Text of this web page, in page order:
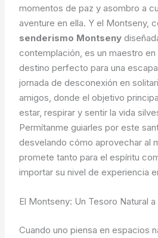
momentos de paz y asombro a
aventure en ella. Y el Montseny,
senderismo Montseny
contemplación, es un maestro
destino perfecto para una
jornada de desconexión en
amigos, donde el objetivo
estar, respirar y sentir la vida
Permítanme guiarles por este
desvelando cómo aprovechar al
promete tanto para el espíritu
importar su nivel de experiencia
El Montseny: Un Tesoro Natural
Cuando uno piensa en espacios